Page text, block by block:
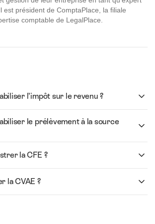
est président de ComptaPlace, la filiale
comptable de LegalPlace.
l’impôt sur le revenu ?
le prélèvement à la source
la CFE ?
la CVAE ?